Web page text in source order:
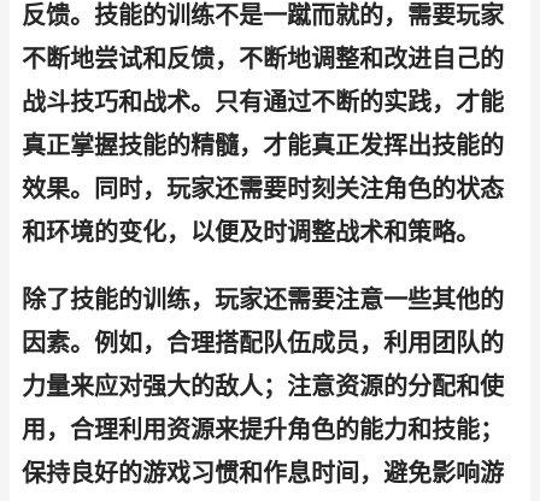
反馈。技能的训练不是一蹴而就的，需要玩家
不断地尝试和反馈，不断地调整和改进自己的
战斗技巧和战术。只有通过不断的实践，才能
真正掌握技能的精髓，才能真正发挥出技能的
效果。同时，玩家还需要时刻关注角色的状态
和环境的变化，以便及时调整战术和策略。
除了技能的训练，玩家还需要注意一些其他的
因素。例如，合理搭配队伍成员，利用团队的
力量来应对强大的敌人；注意资源的分配和使
用，合理利用资源来提升角色的能力和技能；
保持良好的游戏习惯和作息时间，避免影响游